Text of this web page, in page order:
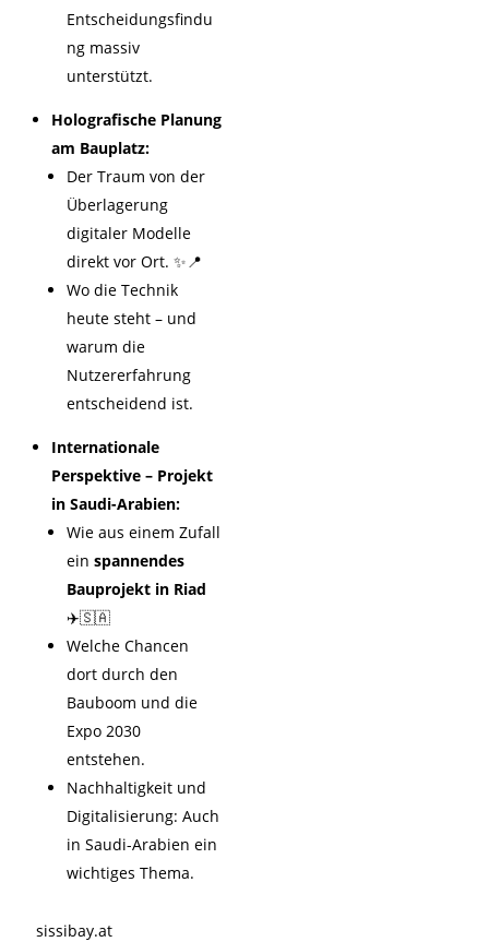
Entscheidungsfindu
ng massiv
unterstützt.
Holografische Planung
am Bauplatz:
Der Traum von der
Überlagerung
digitaler Modelle
direkt vor Ort. ✨📍
Wo die Technik
heute steht – und
warum die
Nutzererfahrung
entscheidend ist.
Internationale
Perspektive – Projekt
in Saudi-Arabien:
Wie aus einem Zufall
einspannendes
Bauprojekt in Riad
✈️🇸🇦
Welche Chancen
dort durch den
Bauboom und die
Expo 2030
entstehen.
Nachhaltigkeit und
Digitalisierung: Auch
in Saudi-Arabien ein
wichtiges Thema.
sissibay.at